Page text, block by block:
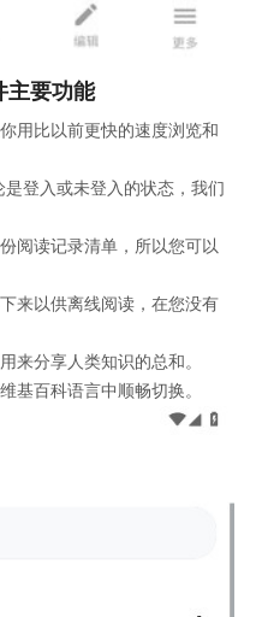
主要功能
用比以前更快的速度浏览和
登入或未登入的状态，我们
阅读记录清单，所以您可以
来以供离线阅读，在您没有
来分享人类知识的总和。
基百科语言中顺畅切换。